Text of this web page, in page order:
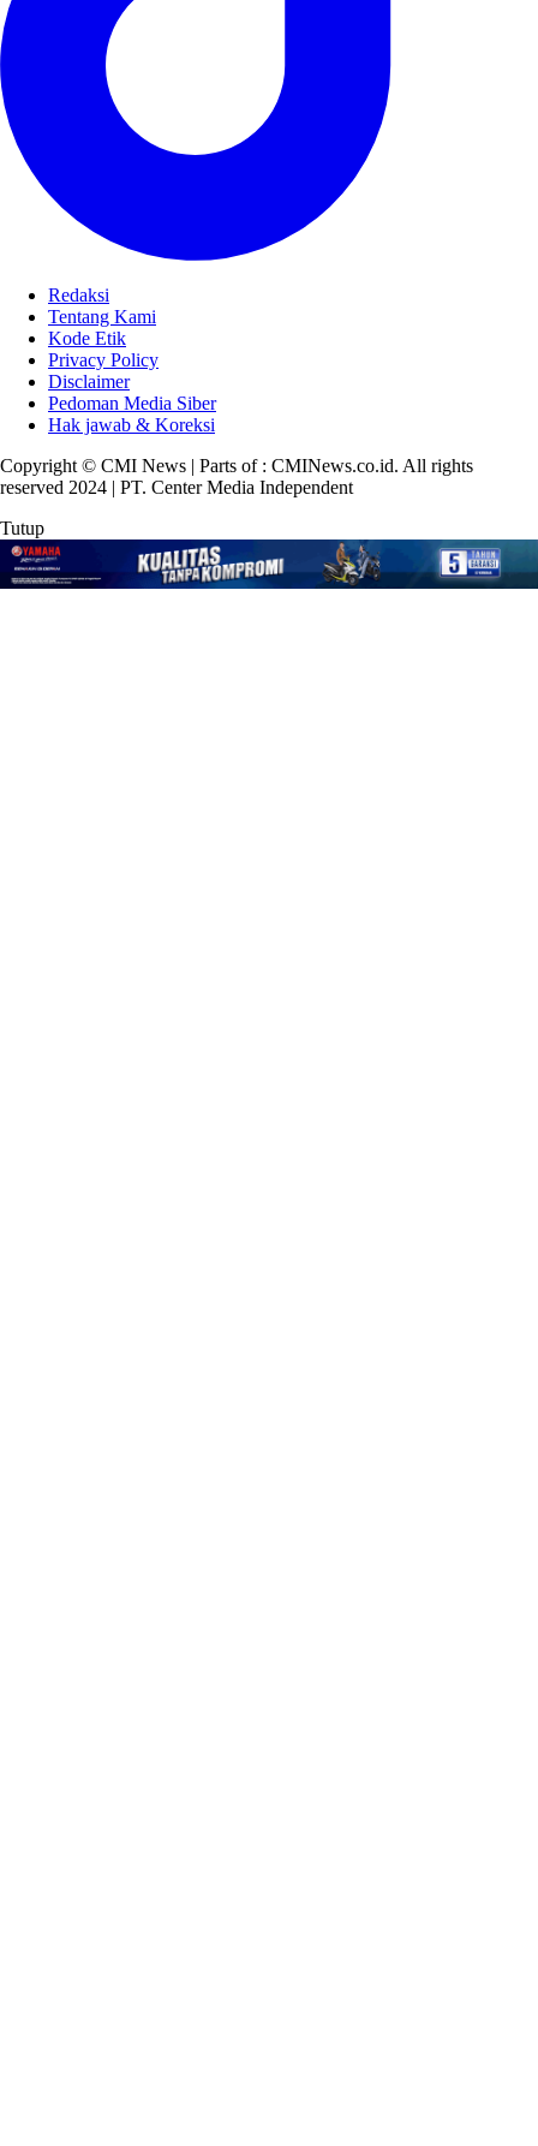
Redaksi
Tentang Kami
Kode Etik
Privacy Policy
Disclaimer
Pedoman Media Siber
Hak jawab & Koreksi
Copyright © CMI News | Parts of : CMINews.co.id. All rights
reserved 2024 | PT. Center Media Independent
Tutup